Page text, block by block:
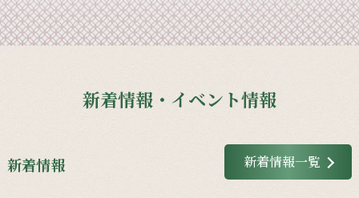
新着情報・イベント情報
新着情報 新着情報一覧